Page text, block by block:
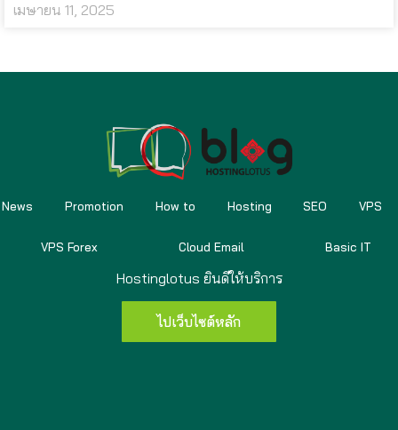
เมษายน 11, 2025
News Promotion How to Hosting SEO VPS
VPS Forex Cloud Email Basic IT
Hostinglotus ยินดีให้บริการ
ไปเว็บไซต์หลัก